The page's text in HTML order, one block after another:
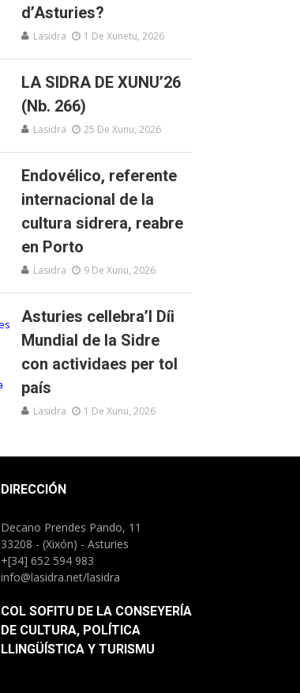
d’Asturies?
Lasidra 1 De Xunetu, 2026
LA SIDRA DE XUNU’26
(Nb. 266)
Lasidra 25 De Xunu, 2026
Endovélico, referente
internacional de la
cultura sidrera, reabre
en Porto
Lasidra 9 De Xunu, 2026
Asturies cellebra’l Díi
Mundial de la Sidre
con actividaes per tol
país
Lasidra 1 De Xunu, 2026
DIRECCIÓN
Decano Prendes Pando, 11
33208 - (Xixón) - Asturies
+[34] 652 594 983
info@lasidra.net/lasidra
COL SOFITU DE LA CONSEYERÍA
DE CULTURA, POLÍTICA
LLINGÜÍSTICA Y TURISMU